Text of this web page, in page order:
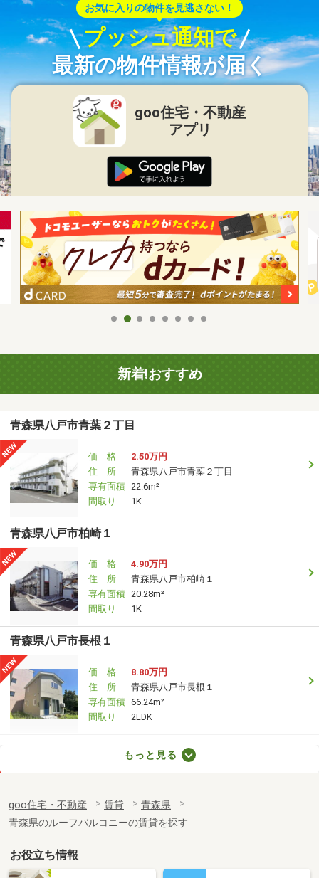
お気に入りの物件を見逃さない！
プッシュ通知で
最新の物件情報が届く
goo住宅・不動産
アプリ
新着!おすすめ
青森県八戸市青葉２丁目
価 格
2.50万円
住 所
青森県八戸市青葉２丁目
専有面積 22.6m²
間取り
1K
青森県八戸市柏崎１
価 格
4.90万円
住 所
青森県八戸市柏崎１
専有面積 20.28m²
間取り
1K
青森県八戸市長根１
価 格
8.80万円
住 所
青森県八戸市長根１
専有面積 66.24m²
間取り
2LDK
専有面積
45.09m²
間取り
2DK
青森県青森市古川３
もっと見る
goo住宅・不動産 賃貸
青森県
青森県のルーフバルコニーの賃貸を探す
お役立ち情報